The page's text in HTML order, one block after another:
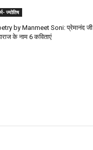
ज्योतिष
by Manmeet Soni: प्रेमानंद जी
के नाम 6 कविताएं